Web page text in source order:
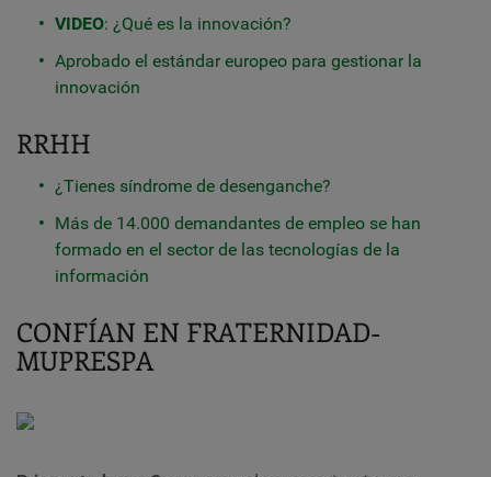
VIDEO: ¿Qué es la innovación?
Aprobado el estándar europeo para gestionar la
innovación
RRHH
¿Tienes síndrome de desenganche?
Más de 14.000 demandantes de empleo se han
formado en el sector de las tecnologías de la
información
CONFÍAN EN FRATERNIDAD-
MUPRESPA